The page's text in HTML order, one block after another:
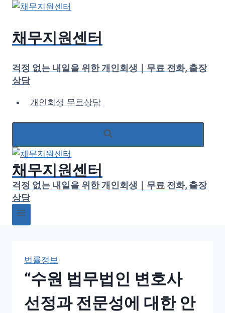
Skip
content
채무지원센터
걱정 없는 내일을 위한 개인회생｜무료 전화, 출장
상담
개인회생 무료상담
채무지원센터
걱정 없는 내일을 위한 개인회생｜무료 전화, 출장
상담
법률정보
“수원 법무법인 변호사
선정과 전문성에 대한 안